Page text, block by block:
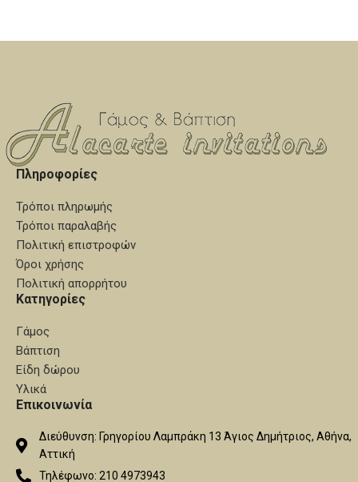
συμπεριλαμβάνονται τα
συμπεριλαμβάνονται τα
Πληροφορίες
Τρόποι πληρωμής
Τρόποι παραλαβής
Πολιτική επιστροφών
Όροι χρήσης
Πολιτική απορρήτου
Κατηγορίες
Γάμος
Βάπτιση
Είδη δώρου
Υλικά
Επικοινωνία
Διεύθυνση: Γρηγορίου Λαμπράκη 13 Άγιος Δημήτριος, Αθήνα,
Αττική
Τηλέφωνο: 210 4973943